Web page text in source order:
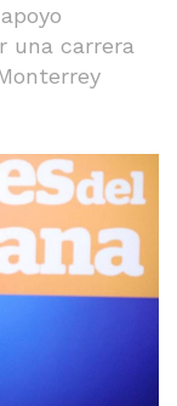
una carrera